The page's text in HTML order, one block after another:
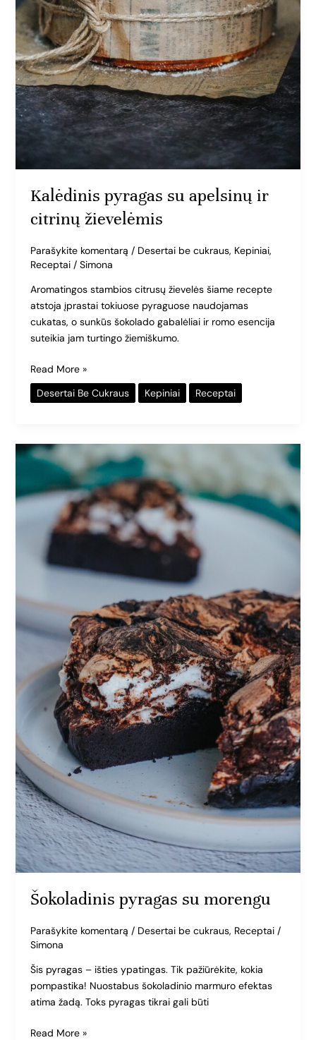
Kalėdinis pyragas su apelsinų ir
citrinų žievelėmis
Parašykite komentarą / Desertai be cukraus, Kepiniai,
Receptai/ Simona
Aromatingos stambios citrusų žievelės šiame recepte
atstoja įprastai tokiuose pyraguose naudojamas
cukatas, o sunkūs šokolado gabalėliai ir romo esencija
suteikia jam turtingo žiemiškumo.
Read More »
Desertai Be Cukraus
Kepiniai Receptai
Šokoladinis pyragas su morengu
Parašykite komentarą / Desertai be cukraus, Receptai/
Simona
Šis pyragas – išties ypatingas. Tik pažiūrėkite, kokia
pompastika! Nuostabus šokoladinio marmuro efektas
atima žadą. Toks pyragas tikrai gali būti
Šokoladinis
pyragas
morengu
Read More »